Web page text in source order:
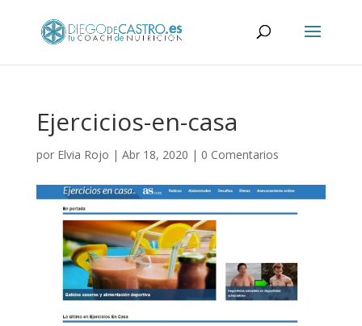
Ejercicios-en-casa
por Elvia Rojo | Abr 18, 2020 | 0 Comentarios